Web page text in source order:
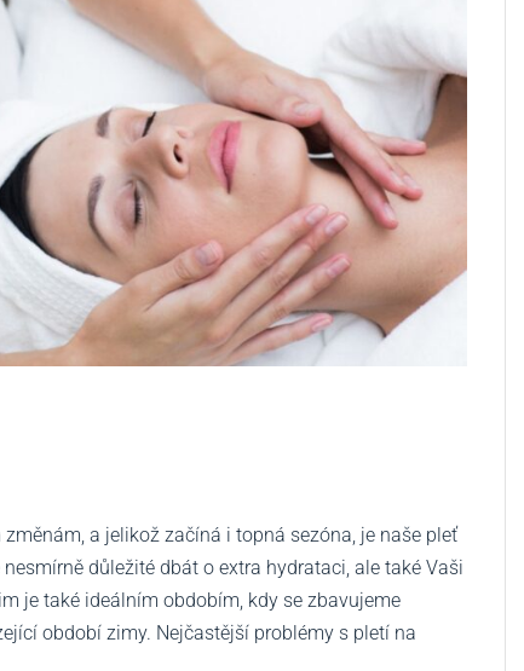
a jelikož začíná i topná sezóna, je naše pleť
důležité dbát o extra hydrataci, ale také Vaši
je také ideálním obdobím, kdy se zbavujeme
období zimy. Nejčastější problémy s pletí na